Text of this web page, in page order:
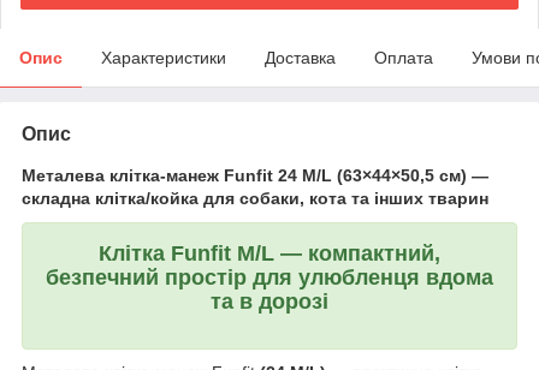
Опис Характеристики Доставка Оплата Умови
Опис
Металева клітка-манеж Funfit 24 M/L (63×44×50,5 см) —
складна клітка/койка для собаки, кота та інших тварин
Клітка Funfit M/L — компактний,
безпечний простір для улюбленця вдома
та в дорозі